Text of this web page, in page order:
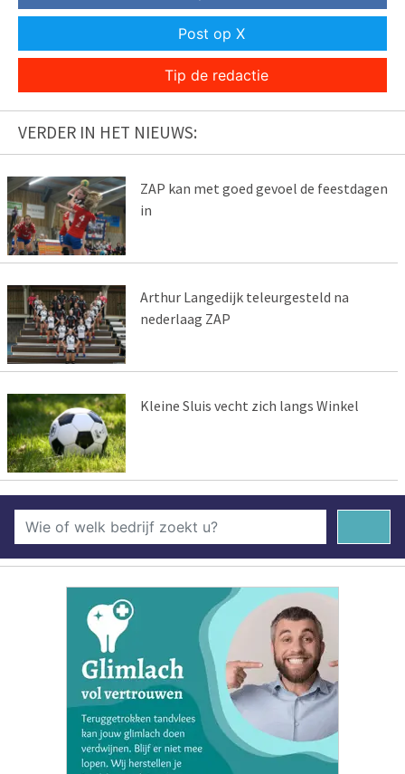
Post op X
Tip de redactie
VERDER IN HET NIEUWS:
ZAP kan met goed gevoel de feestdagen
in
Arthur Langedijk teleurgesteld na
nederlaag ZAP
Kleine Sluis vecht zich langs Winkel